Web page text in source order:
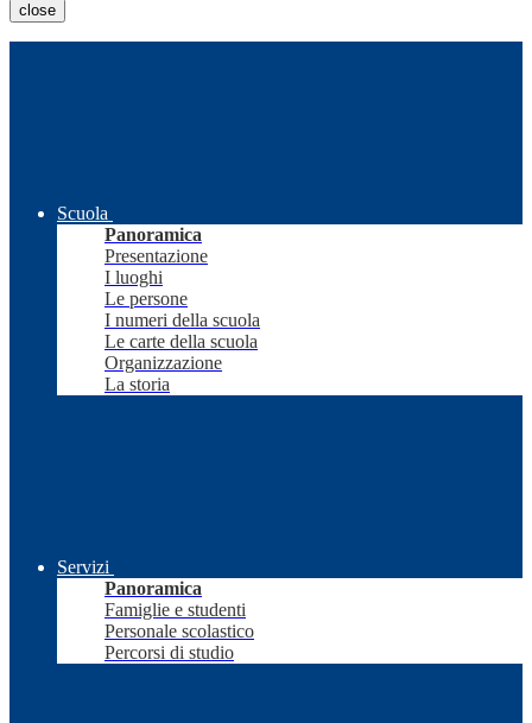
close
Scuola
Panoramica
Presentazione
I luoghi
Le persone
I numeri della scuola
Le carte della scuola
Organizzazione
La storia
Servizi
Panoramica
Famiglie e studenti
Personale scolastico
Percorsi di studio